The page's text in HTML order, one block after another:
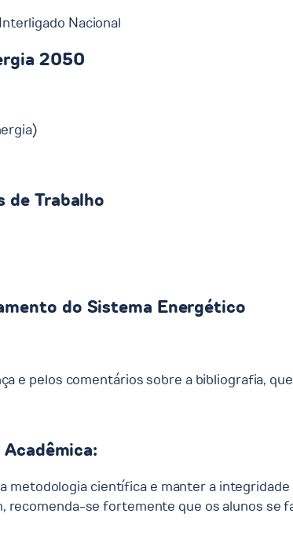
Nacional
2050
de Trabalho
do Sistema Energético
e pelos comentários sobre a bibliografia,
científica e manter a
recomenda-se fortemente que os alunos se